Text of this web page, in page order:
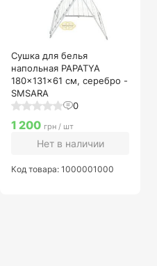
Сушка для белья
напольная PAPATYA
180x131x61 см, серебро -
SMSARA
0
1 200 грн / шт
Нет в наличии
Код товара: 1000001000